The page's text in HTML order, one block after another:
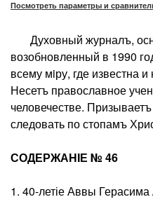
Посмотреть параметры и
Духовный журналъ,
возобновленный в 1990
всему мiру, где известна
Несетъ православное
человечестве.
следовать по стопамъ
СОДЕРЖАНIЕ № 46
1. 40-летіе Аввы Герасима